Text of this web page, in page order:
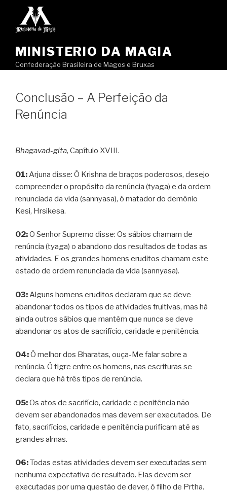
MINISTERIO DA MAGIA
Confederação Brasileira de Magos e Bruxas
Conclusão – A Perfeição da
Renúncia
Bhagavad-gita, Capítulo XVIII.
01: Arjuna disse: Ó Krishna de braços poderosos, desejo
compreender o propósito da renúncia (tyaga) e da ordem
renunciada da vida (sannyasa), ó matador do demônio
Kesi, Hrsikesa.
02:O Senhor Supremo disse: Os sábios chamam de
renúncia (tyaga) o abandono dos resultados de todas as
atividades. E os grandes homens eruditos chamam este
estado de ordem renunciada da vida (sannyasa).
03: Alguns homens eruditos declaram que se deve
abandonar todos os tipos de atividades fruitivas, mas há
ainda outros sábios que mantêm que nunca se deve
abandonar os atos de sacrifício, caridade e penitência.
04:Ó melhor dos Bharatas, ouça-Me falar sobre a
renúncia. Ó tigre entre os homens, nas escrituras se
declara que há três tipos de renúncia.
05:Os atos de sacrifício, caridade e penitência não
devem ser abandonados mas devem ser executados. De
fato, sacrifícios, caridade e penitência purificam até as
grandes almas.
06:Todas estas atividades devem ser executadas sem
nenhuma expectativa de resultado. Elas devem ser
executadas por uma questão de dever, ó filho de Prtha.